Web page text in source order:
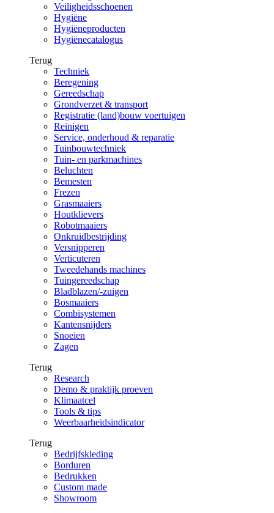
Veiligheidsschoenen
Hygiëne
Hygiëneproducten
Hygiënecatalogus
Terug
Techniek
Beregening
Gereedschap
Grondverzet & transport
Registratie (land)bouw voertuigen
Reinigen
Service, onderhoud & reparatie
Tuinbouwtechniek
Tuin- en parkmachines
Beluchten
Bemesten
Frezen
Grasmaaiers
Houtklievers
Robotmaaiers
Onkruidbestrijding
Versnipperen
Verticuteren
Tweedehands machines
Tuingereedschap
Bladblazen/-zuigen
Bosmaaiers
Combisystemen
Kantensnijders
Snoeien
Zagen
Terug
Research
Demo & praktijk proeven
Klimaatcel
Tools & tips
Weerbaarheidsindicator
Terug
Bedrijfskleding
Borduren
Bedrukken
Custom made
Showroom